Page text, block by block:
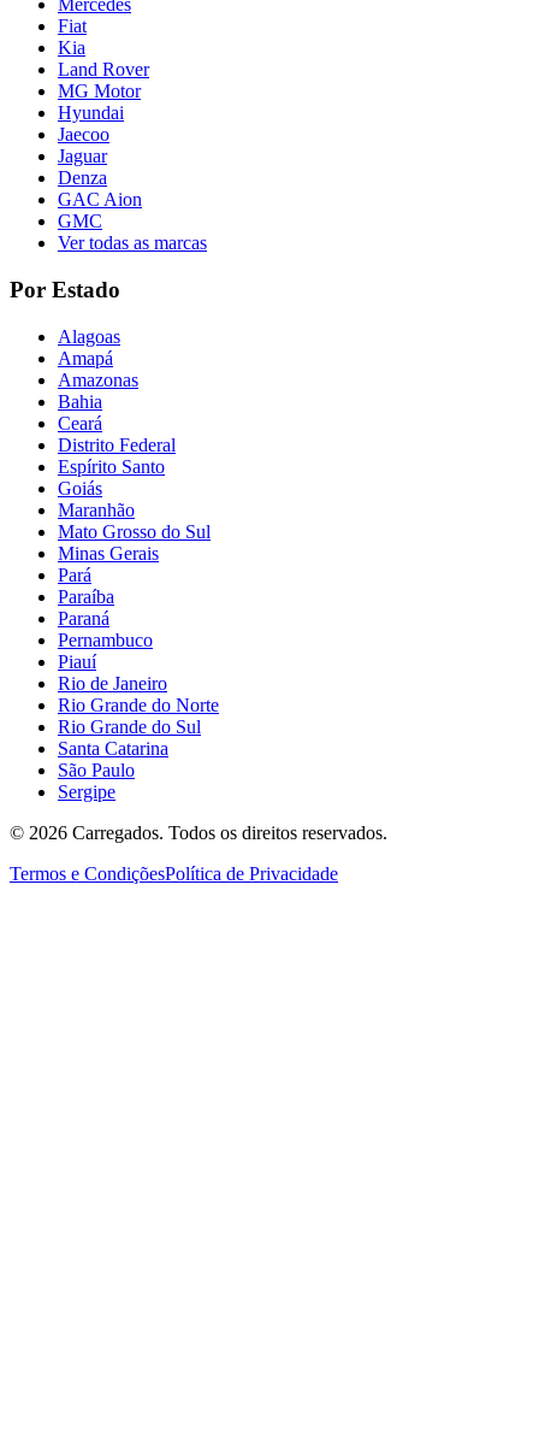
Mercedes
Fiat
Kia
Land Rover
MG Motor
Hyundai
Jaecoo
Jaguar
Denza
GAC Aion
GMC
Ver todas as marcas
Por Estado
Alagoas
Amapá
Amazonas
Bahia
Ceará
Distrito Federal
Espírito Santo
Goiás
Maranhão
Mato Grosso do Sul
Minas Gerais
Pará
Paraíba
Paraná
Pernambuco
Piauí
Rio de Janeiro
Rio Grande do Norte
Rio Grande do Sul
Santa Catarina
São Paulo
Sergipe
© 2026 Carregados. Todos os direitos reservados.
Termos e CondiçõesPolítica de Privacidade